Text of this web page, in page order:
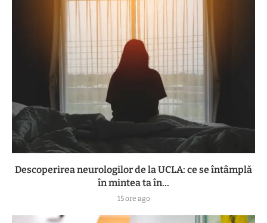
Descoperirea neurologilor de la UCLA: ce se întâmplă
în mintea ta în...
15 ore ago